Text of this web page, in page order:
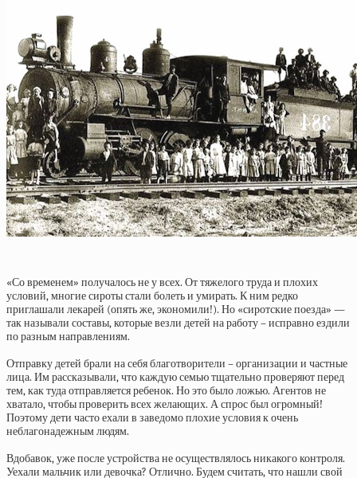
«Со временем» получалось не у всех. От тяжелого труда и плохих
условий, многие сироты стали болеть и умирать. К ним редко
приглашали лекарей (опять же, экономили!). Но «сиротские поезда» —
так называли составы, которые везли детей на работу – исправно ездили
по разным направлениям.
Отправку детей брали на себя благотворители – организации и частные
лица. Им рассказывали, что каждую семью тщательно проверяют перед
тем, как туда отправляется ребенок. Но это было ложью. Агентов не
хватало, чтобы проверить всех желающих. А спрос был огромный!
Поэтому дети часто ехали в заведомо плохие условия к очень
неблагонадежным людям.
Вдобавок, уже после устройства не осуществлялось никакого контроля.
Уехали мальчик или девочка? Отлично. Будем считать, что нашли свой